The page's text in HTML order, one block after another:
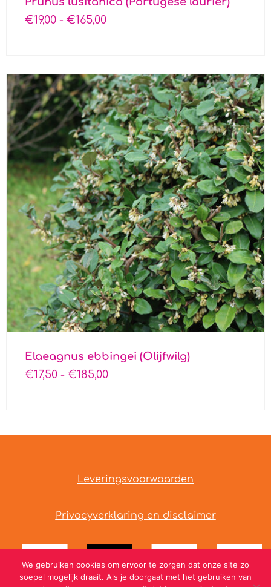
€19,00 - €165,00
Elaeagnus ebbingei (Olijfwilg)
€17,50 - €185,00
Leveringsvoorwaarden
Privacyverklaring en disclaimer
We gebruiken cookies om ervoor te zorgen dat onze site zo
soepel mogelijk draait. Als je doorgaat met het gebruiken van